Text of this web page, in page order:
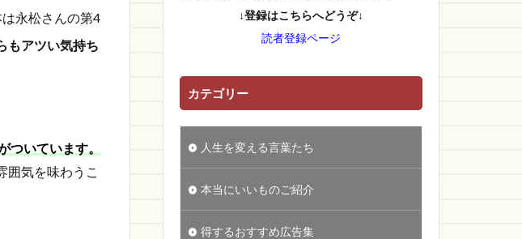
永松さんの第4
もアツい気持ち
ついています。
囲気を味わうこ
↓登録はこちらへどうぞ↓
読者登録ページ
カテゴリー
人生を変える言葉たち
本当にいいものご紹介
得するおすすめ広告集